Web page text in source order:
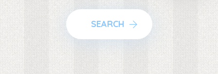
SEARCH